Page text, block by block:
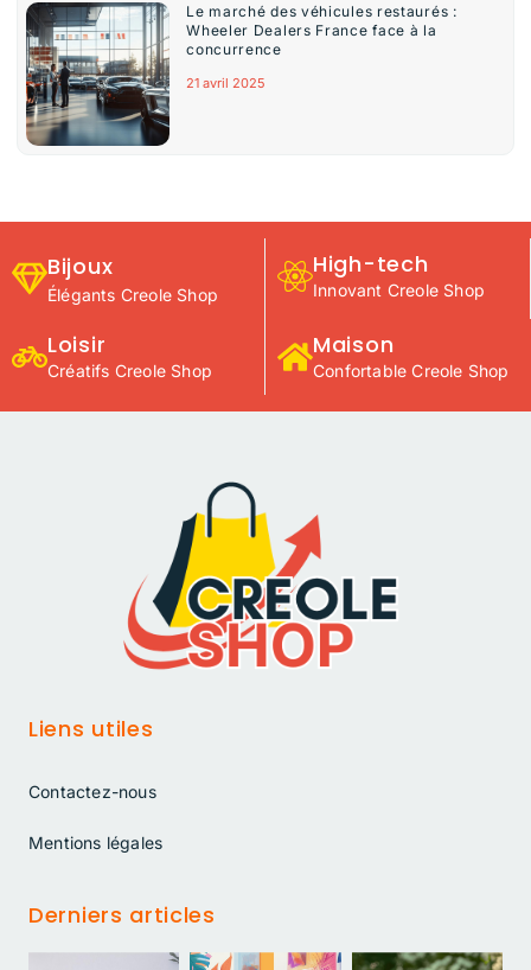
Le marché des véhicules restaurés :
Wheeler Dealers France face à la
concurrence
21 avril 2025
Bijoux
Élégants Creole Shop
High-tech
Innovant Creole Shop
Loisir
Créatifs Creole Shop
Maison
Confortable Creole Shop
Liens utiles
Contactez-nous
Mentions légales
Derniers articles